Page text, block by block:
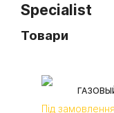
Specialist
Товари
Під замовлення